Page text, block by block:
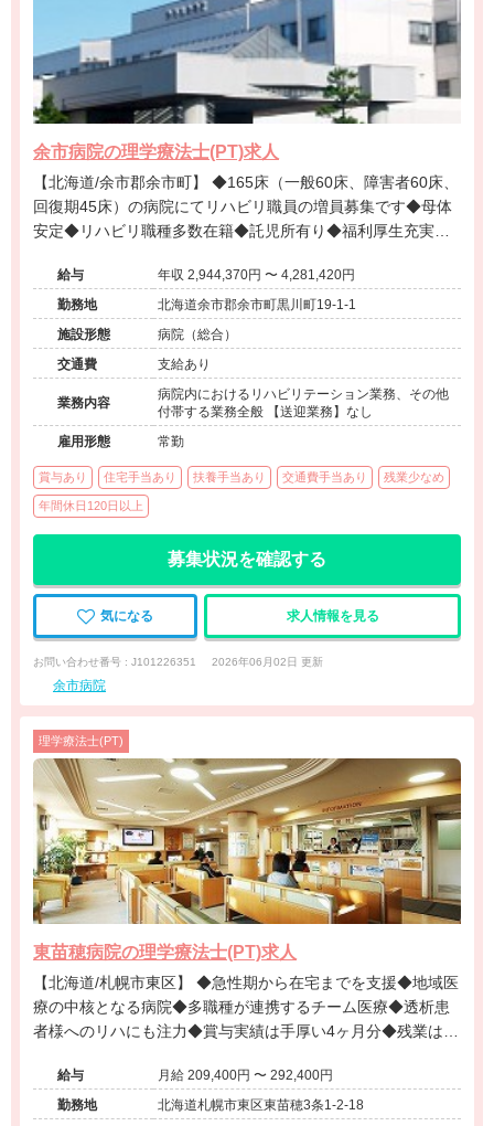
余市病院の理学療法士(PT)求人
【北海道/余市郡余市町】 ◆165床（一般60床、障害者60床、
回復期45床）の病院にてリハビリ職員の増員募集です◆母体
安定◆リハビリ職種多数在籍◆託児所有り◆福利厚生充実◆
給与
年収 2,944,370円 〜 4,281,420円
勤務地
北海道余市郡余市町黒川町19-1-1
施設形態
病院（総合）
交通費
支給あり
業務内容
病院内におけるリハビリテーション業務、その他
付帯する業務全般 【送迎業務】なし
雇用形態
常勤
賞与あり 住宅手当あり 扶養手当あり 交通費手当あり 残業少なめ
年間休日120日以上
募集状況を確認する
気になる 求人情報を見る
お問い合わせ番号 : J101226351 2026年06月02日 更新
余市病院
理学療法士(PT)
東苗穂病院の理学療法士(PT)求人
【北海道/札幌市東区】 ◆急性期から在宅までを支援◆地域医
療の中核となる病院◆多職種が連携するチーム医療◆透析患
者様へのリハにも注力◆賞与実績は手厚い4ヶ月分◆残業は月
給与
月給 209,400円 〜 292,400円
勤務地
北海道札幌市東区東苗穂3条1-2-18